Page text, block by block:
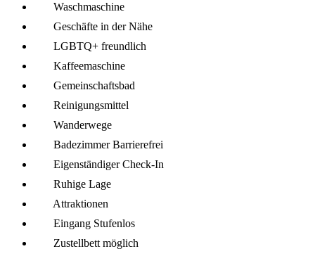
Wasch­maschine
Geschäfte in der Nähe
LGBTQ+ freundlich
Kaffee­maschine
Gemeinschafts­bad
Reinigungsmittel
Wanderwege
Badezimmer Barrierefrei
Eigenständiger Check-In
Ruhige Lage
Attraktionen
Eingang Stufenlos
Zustellbett möglich